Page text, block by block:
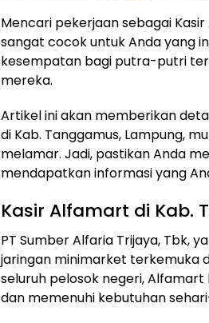
Mencari pekerjaan sebagai
sangat cocok untuk Anda yang
kesempatan bagi putra-putri
mereka.
Artikel ini akan memberikan
di Kab. Tanggamus, Lampung,
melamar. Jadi, pastikan Anda
mendapatkan informasi yang
Kasir Alfamart di Kab.
PT Sumber Alfaria Trijaya, Tbk,
jaringan minimarket terkemuka
seluruh pelosok negeri,
dan memenuhi kebutuhan